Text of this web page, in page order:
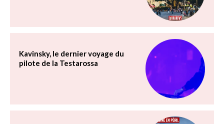
Kavinsky, le dernier voyage du
pilote de la Testarossa